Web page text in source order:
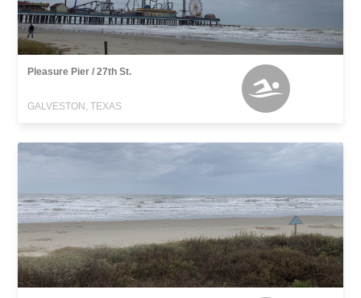
Pleasure Pier / 27th St.
GALVESTON, TEXAS